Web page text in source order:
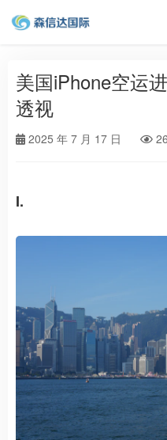
美国iPhone空运
透视
2025 年 7 月 17 日
I.